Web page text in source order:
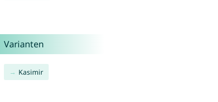
Varianten
Kasimir